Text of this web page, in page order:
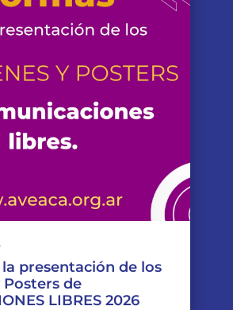
presentación de los
Posters de
LIBRES 2026